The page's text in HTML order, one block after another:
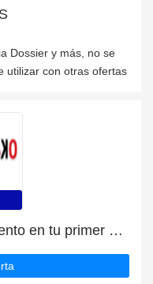
Dossier y más, no se
utilizar con otras ofertas
Disfruta de un 4% de descuento en tu primer pedido | más un 5% de descuento en Sector Ejecutivo